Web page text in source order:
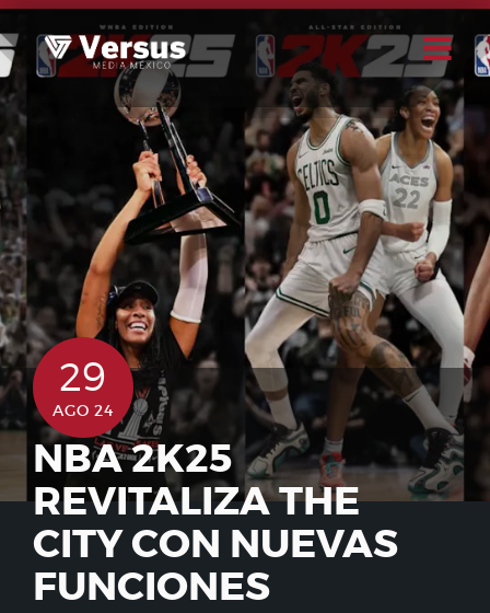
Skip
to
content
Buscar
Usuario
29
AGO 24
NBA 2K25
REVITALIZA THE
CITY CON NUEVAS
FUNCIONES